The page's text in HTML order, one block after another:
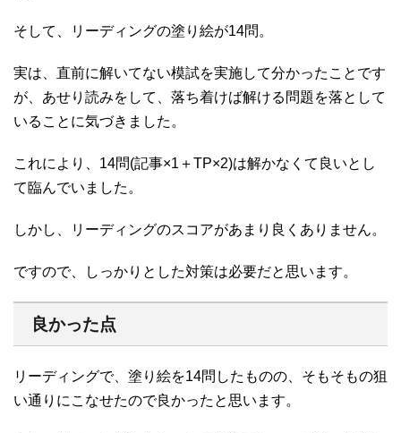
そして、リーディングの塗り絵が14問。
実は、直前に解いてない模試を実施して分かったことです
が、あせり読みをして、落ち着けば解ける問題を落として
いることに気づきました。
これにより、14問(記事×1＋TP×2)は解かなくて良いとし
て臨んでいました。
しかし、リーディングのスコアがあまり良くありません。
ですので、しっかりとした対策は必要だと思います。
良かった点
リーディングで、塗り絵を14問したものの、そもそもの狙
い通りにこなせたので良かったと思います。